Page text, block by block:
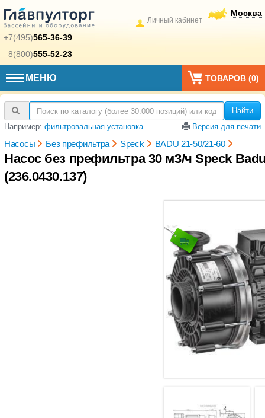
+7(495)565-36-39
8(800)555-52-23
Москва
Личный кабинет
МЕНЮ ТОВАРОВ (0)
Найти
Например: фильтровальная установка Версия для печати
Насосы Без префильтра Speck BADU 21-50/21-60
Насос без префильтра 30 м3/ч Speck
(236.0430.137)